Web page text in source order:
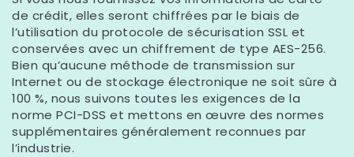
de crédit, elles seront chiffrées par le biais de
l’utilisation du protocole de sécurisation SSL et
conservées avec un chiffrement de type AES-256.
Bien qu’aucune méthode de transmission sur
Internet ou de stockage électronique ne soit sûre à
100 %, nous suivons toutes les exigences de la
norme PCI-DSS et mettons en œuvre des normes
supplémentaires généralement reconnues par
l’industrie.